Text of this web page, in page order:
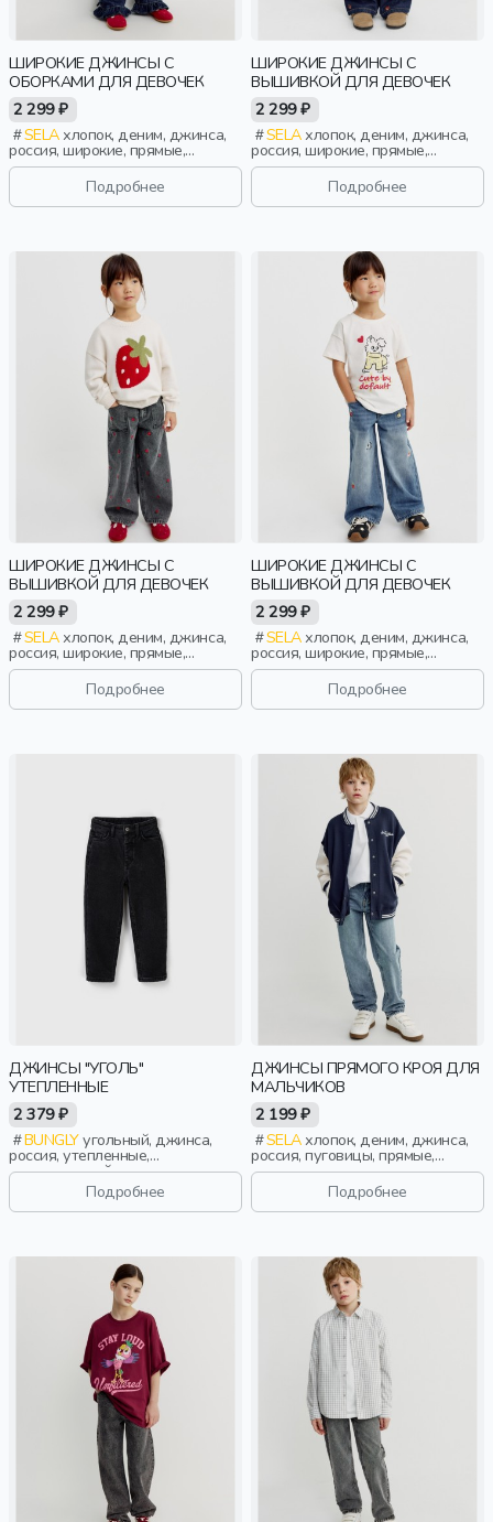
ШИРОКИЕ ДЖИНСЫ С
ОБОРКАМИ ДЛЯ ДЕВОЧЕК
2 299 ₽
SELAхлопок, деним, джинса,
россия, широкие, прямые,
резинка, застежка, кнопки,
оборка, бант, свободные, пояс,
эластичные, девочки, дети
Подробнее
ШИРОКИЕ ДЖИНСЫ С
ВЫШИВКОЙ ДЛЯ ДЕВОЧЕК
2 299 ₽
SELAхлопок, деним, джинса,
россия, широкие, прямые,
резинка, застежка, кнопки,
свободные, вышивка, пояс,
эластичные, винтаж, девочки,
дети
Подробнее
ШИРОКИЕ ДЖИНСЫ С
ВЫШИВКОЙ ДЛЯ ДЕВОЧЕК
2 299 ₽
SELAхлопок, деним, джинса,
россия, широкие, прямые,
резинка, застежка, кнопки,
свободные, вышивка, пояс,
эластичные, винтаж, девочки,
дети
Подробнее
ШИРОКИЕ ДЖИНСЫ С
ВЫШИВКОЙ ДЛЯ ДЕВОЧЕК
2 299 ₽
SELAхлопок, деним, джинса,
россия, широкие, прямые,
резинка, застежка, кнопки,
свободные, вышивка, пояс,
эластичные, девочки, дети
Подробнее
ДЖИНСЫ "УГОЛЬ"
УТЕПЛЕННЫЕ
2 379 ₽
BUNGLYугольный, джинса,
россия, утепленные,
повседневный, мальчики,
малыши, дошкольники, дети
Подробнее
ДЖИНСЫ ПРЯМОГО КРОЯ ДЛЯ
МАЛЬЧИКОВ
2 199 ₽
SELAхлопок, деним, джинса,
россия, пуговицы, прямые,
зауженные, резинка, застежка,
вышивка, пояс, эластичные,
мальчики, детиПодробнее